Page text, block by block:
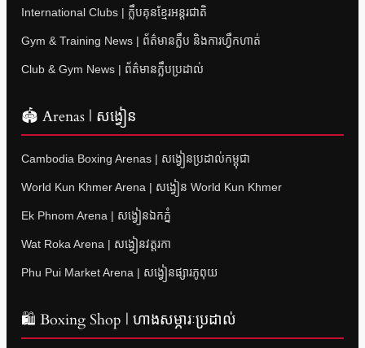
International Clubs | ក្លឹបគុនខ្មែរអន្តរជាតិ
Gym & Training News | ព័ត៌មានក្លឹប និងការហ្វឹកហាត់
Club & Gym News | ព័ត៌មានក្លឹបប្រដាល់
🏟 Arenas | សង្វៀន
Cambodia Boxing Arenas | សង្វៀនប្រដាល់កម្ពុជា
World Kun Khmer Arena | សង្វៀន World Kun Khmer
Ek Phnom Arena | សង្វៀនឯកភ្នំ
Wat Roka Arena | សង្វៀនវត្តរកា
Phu Pui Market Arena | សង្វៀនផ្សារភូពុយ
🛍 Boxing Shop | ហាងសម្ភារៈប្រដាល់